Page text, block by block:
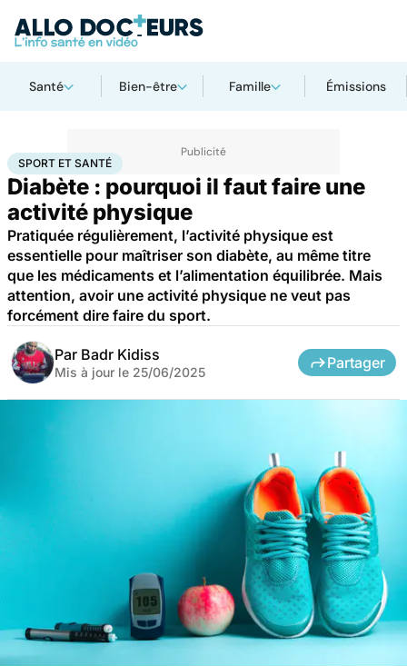
Santé Bien-être Famille Émissions
AccueilSantéMaladies Sport et santé
SPORT ET SANTÉ
Diabète : pourquoi il faut faire une
activité physique
Pratiquée régulièrement, l’activité physique est
essentielle pour maîtriser son diabète, au même titre
que les médicaments et l’alimentation équilibrée. Mais
attention, avoir une activité physique ne veut pas
forcément dire faire du sport.
Par Badr Kidiss
Mis à jour le 25/06/2025
Partager